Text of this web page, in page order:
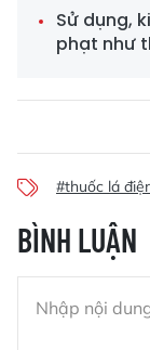
Sử dụng,
phạt như
#thuốc lá
BÌNH LUẬN